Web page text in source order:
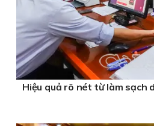
Hiệu quả rõ nét từ làm sạch